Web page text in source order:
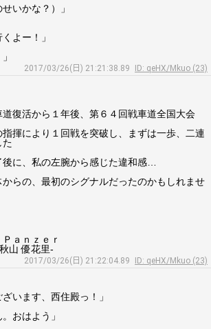
いかな？）」
よー！」
2017/03/26(日) 21:21:38.89
ID: qeHX/Mkuo (23)
復活から１年後、第６４回戦車道全国大会
揮により１回戦を突破し、まずは一歩、二連
た
に、私の左腕から感じた違和感…
らの、最初のシグナルだったのかもしれませ
ａｎｚｅｒ
山 優花里-
2017/03/26(日) 21:22:04.89
ID: qeHX/Mkuo (23)
います、西住殿っ！」
おはよう」